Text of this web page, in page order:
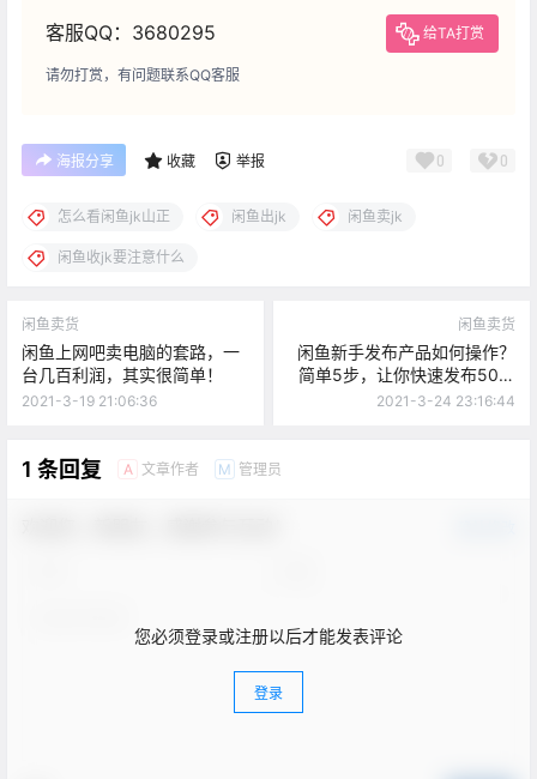
客服QQ：3680295 给TA打赏
请勿打赏，有问题联系QQ客服
海报分享 收藏 举报 0 0
怎么看闲鱼jk山正 闲鱼出jk 闲鱼卖jk
闲鱼收jk要注意什么
闲鱼卖货
闲鱼上网吧卖电脑的套路，一
台几百利润，其实很简单！
2021-3-19 21:06:36
闲鱼卖货
闲鱼新手发布产品如何操作？
简单5步，让你快速发布50个
产品！
2021-3-24 23:16:44
1 条回复 A 文章作者 M 管理员
您必须登录或注册以后才能发表评论
登录